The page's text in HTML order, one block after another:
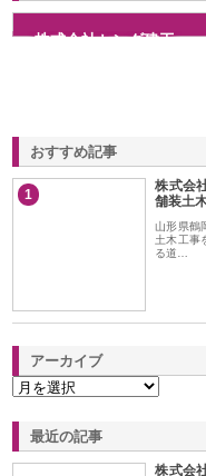
株式会社センダ建工
おすすめ記事
1
株式会
舗装土
山形県鶴
土木工事
る道…
アーカイブ
最近の記事
株式会